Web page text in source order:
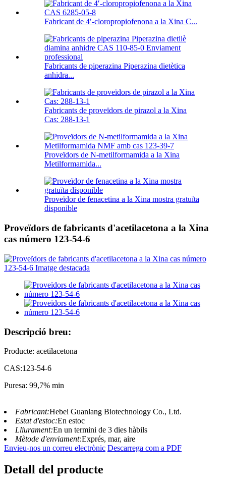
Fabricant de 4′-cloropropiofenona a la Xina C...
Fabricants de piperazina Piperazina dietètica
anhidra...
Fabricants de proveïdors de pirazol a la Xina
Cas: 288-13-1
Proveïdors de N-metilformamida a la Xina
Metilformamida...
Proveïdor de fenacetina a la Xina mostra gratuïta
disponible
Proveïdors de fabricants d'acetilacetona a la Xina
cas número 123-54-6
Descripció breu:
Producte: acetilacetona
CAS:123-54-6
Puresa: 99,7% min
Fabricant:Hebei Guanlang Biotechnology Co., Ltd.
Estat d'estoc:En estoc
Lliurament:En un termini de 3 dies hàbils
Mètode d'enviament:Exprés, mar, aire
Envieu-nos un correu electrònic Descarrega com a PDF
Detall del producte